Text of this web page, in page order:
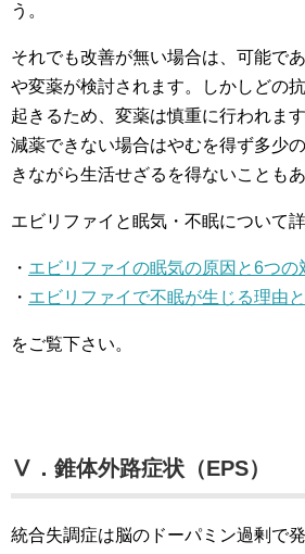
う。
それでも改善が無い場合は、可能で
や変薬が検討されます。しかしどの
起きるため、変薬は慎重に行われま
減薬できない場合はやむを得ず多少
きながら生活せざるを得ないこともあ
エビリファイと眠気・不眠について
・ エビリファイの眠気の原因と6つの
・ エビリファイで不眠が生じる理由
をご覧下さい。
Ⅴ．錐体外路症状（EPS）
統合失調症は脳のドーパミン過剰で